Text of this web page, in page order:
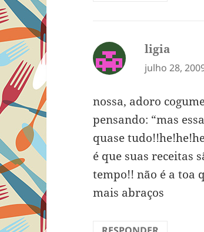
ligia
julho 28,
nossa, adoro
pensando: “mas
quase
é que suas receitas
tempo!! não é a toa
mais abraços